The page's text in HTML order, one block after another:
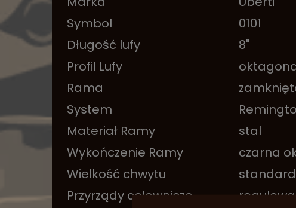
Symbol
0101
Długość lufy
8"
Profil Lufy
Rama
System
Materiał Ramy
stal
Wykończenie Ramy
czarna
Wielkość chwytu
Przyrządy celownicze